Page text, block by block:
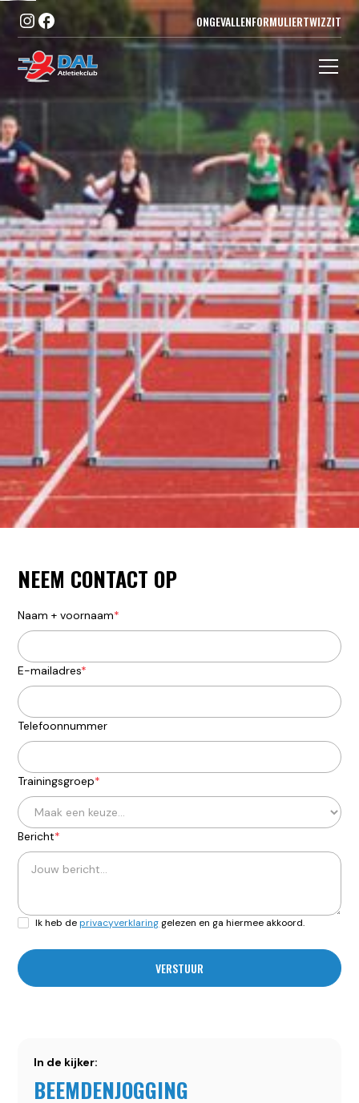
ONGEVALLENFORMULIERTWIZZIT
NEEM CONTACT OP
Naam + voornaam*
E-mailadres*
Telefoonnummer
Trainingsgroep*
Bericht*
Ik heb deprivacyverklaring gelezen en ga hiermee akkoord.
In de kijker:
BEEMDENJOGGING